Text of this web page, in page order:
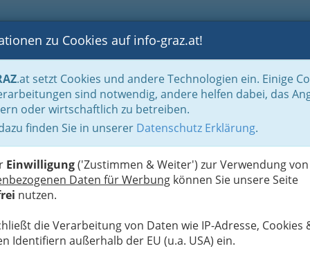
BLOGS FOTOS GASTRONOMIE BRANCHEN
zu Cookies auf info-graz.at!
.at setzt Cookies und andere Technologien ein. Einige
sind notwendig, andere helfen dabei, das
oder wirtschaftlich zu betreiben.
finden Sie in unserer Datenschutz Erklärung.
Einwilligung('Zustimmen & Weiter') zur Verwendung von
Daten für Werbung können Sie unsere Seite
nutzen.
die Verarbeitung von Daten wie IP-Adresse, Cookies
Identifiern außerhalb der EU (u.a. USA) ein.
& Handwerk, Gliederung der WKO Landesinnung der Fahrzeugtechnik /
Technikerin: früher
dafür ein, dass jeder Kunde sicher mit
mehr Information klicken Sie einfach auf das
Sie bis zum Ende dieser Liste der